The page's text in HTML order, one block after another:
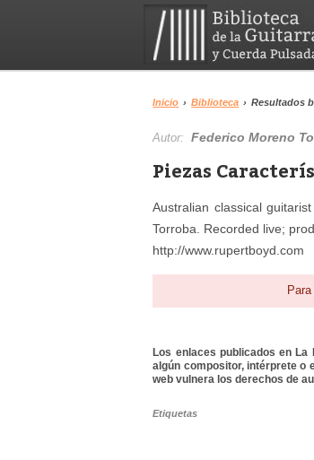
Inicio › Biblioteca › Resultados
Autor:Federico Moreno
Piezas
Australian classical
Torroba. Recorded live;
http://www.rupertboyd.com
Los enlaces publicados en
algún compositor, intérprete o
web vulnera los derechos de
Etiquetas